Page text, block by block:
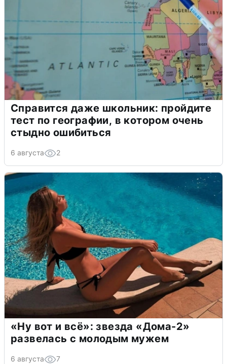
Справится даже школьник: пройдите
тест по географии, в котором очень
стыдно ошибиться
6 августа 2
«Ну вот и всё»: звезда «Дома-2»
развелась с молодым мужем
6 августа 7